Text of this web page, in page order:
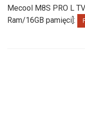
Mecool M8S PRO L
Ram/16GB pamięci]: